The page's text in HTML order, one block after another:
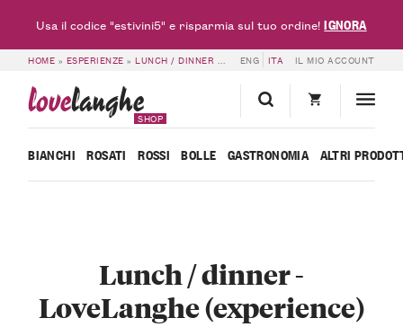
HOME » ESPERIENZE »LUNCH / DINNER – LOVELANGHE »LUNCH / DINNER –
ENG ITA IL MIO ACCOUNT
lovelanghe
SHOP
BIANCHI ROSATI ROSSI BOLLE GASTRONOMIA ALTRI
Lunch / dinner -
LoveLanghe (experience)
Usa il codice "estivini5" e risparmia sul tuo ordine!IGNORA